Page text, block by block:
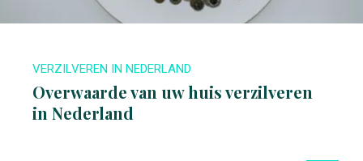
VERZILVEREN IN NEDERLAND
Overwaarde van uw huis verzilveren
in Nederland